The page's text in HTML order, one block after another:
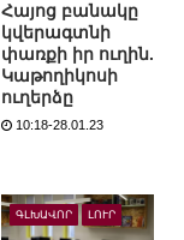
Հայոց բանակը
կվերագտնի
փառքի իր ուղին.
Կաթողիկոսի
ուղերձը
10:18-28.01.23
ԳԼԽԱՎՈՐ ԼՈՒՐ